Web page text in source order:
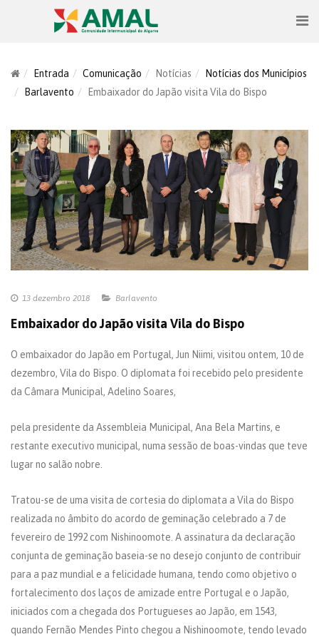
Entrada Comunicação Notícias
Notícias dos Municípios
Barlavento
Embaixador do Japão visita Vila do Bispo
13 dezembro 2018 Barlavento
Embaixador do Japão visita Vila do Bispo
O embaixador do Japão em Portugal, Jun Niimi, visitou ontem, 10 de
dezembro, Vila do Bispo. O diplomata foi recebido pelo presidente
da Câmara Municipal, Adelino Soares,
pela presidente da Assembleia Municipal, Ana Bela Martins, e
restante executivo municipal, numa sessão de boas-vindas que teve
lugar no salão nobre.
Tratou-se de uma visita de cortesia do diplomata a Vila do Bispo
realizada no âmbito do acordo de geminação celebrado a 7 de
fevereiro de 1992 com Nishinoomote. A assinatura da declaração
conjunta de geminação baseia-se no desejo conjunto de contribuir
para a paz mundial e a felicidade humana, tendo como objetivo o
fortalecimento dos laços de amizade entre Portugal e o Japão,
iniciados com a chegada dos Portugueses ao Japão, em 1543,
quando Fernão Mendes Pinto chegou a Nishinoomote, tendo levado